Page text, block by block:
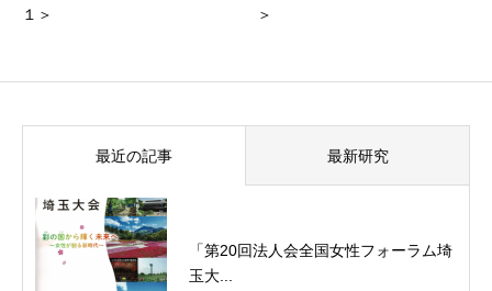
１＞
＞
最近の記事 最新研究
「第20回法人会全国女性フォーラム埼
玉大...